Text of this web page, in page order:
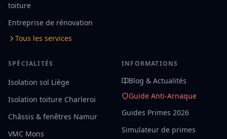
toiture
Entreprise de rénovation
Tous les services
SPÉCIALITÉS
Isolation sol Liège
Isolation toiture Charleroi
Châssis & fenêtres Namur
VMC Mons
INFORMATIONS
Blog & Actualités
Guide Anti-Arnaque
Guides Primes 2026
Simulateur de primes